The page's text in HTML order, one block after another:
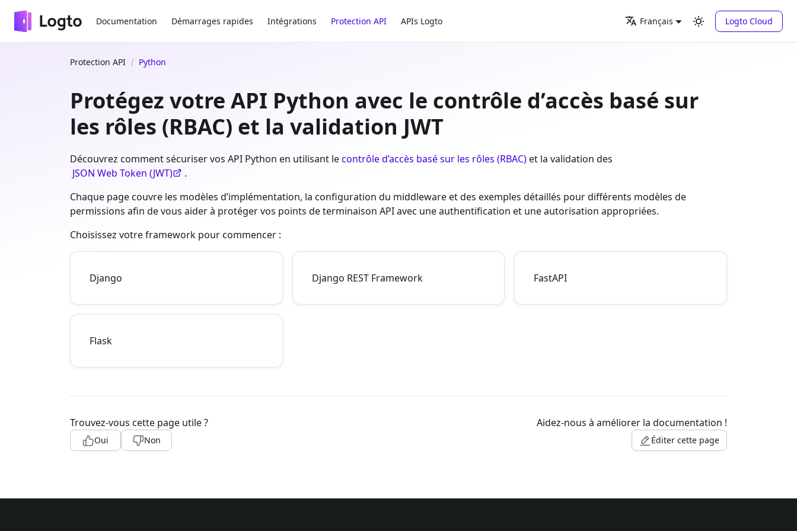
Documentation Démarrages rapides Intégrations Protection API APIs Logto Français Logto Cloud
Protection API Python
Protégez votre API Python avec le contrôle d’accès basé sur
les rôles (RBAC) et la validation JWT
Découvrez comment sécuriser vos API Python en utilisant lecontrôle d’accès basé sur les rôles (RBAC)et la validation des
JSON Web Token (JWT)
.
Chaque page couvre les modèles d’implémentation, la configuration du middleware et des exemples détaillés pour différents modèles de
permissions afin de vous aider à protéger vos points de terminaison API avec une authentification et une autorisation appropriées.
Choisissez votre framework pour commencer :
Django Django REST Framework FastAPI
Flask
Trouvez-vous cette page utile ?
Oui Non
Aidez-nous à améliorer la documentation !
Éditer cette page